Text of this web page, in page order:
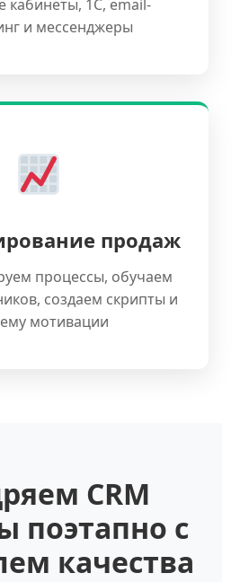
кабинеты, 1С, email-
и мессенджеры
продаж
процессы, обучаем
создаем скрипты и
мотивации
CRM
поэтапно с
качества